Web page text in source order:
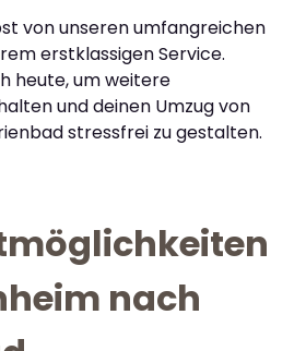
von unseren umfangreichen
erstklassigen Service.
heute, um weitere
und deinen Umzug von
stressfrei zu gestalten.
nach